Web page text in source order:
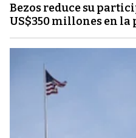
Bezos reduce su
US$350 millones en